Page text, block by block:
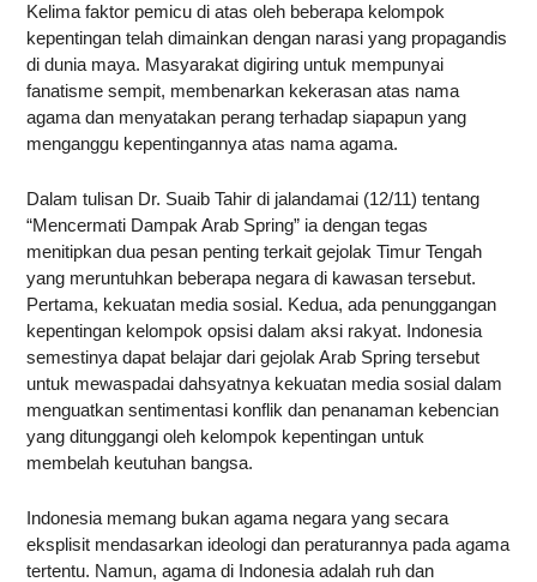
Kelima faktor pemicu di atas oleh beberapa kelompok
kepentingan telah dimainkan dengan narasi yang propagandis
di dunia maya. Masyarakat digiring untuk mempunyai
fanatisme sempit, membenarkan kekerasan atas nama
agama dan menyatakan perang terhadap siapapun yang
menganggu kepentingannya atas nama agama.
Dalam tulisan Dr. Suaib Tahir di jalandamai (12/11) tentang
“Mencermati Dampak Arab Spring” ia dengan tegas
menitipkan dua pesan penting terkait gejolak Timur Tengah
yang meruntuhkan beberapa negara di kawasan tersebut.
Pertama, kekuatan media sosial. Kedua, ada penunggangan
kepentingan kelompok opsisi dalam aksi rakyat. Indonesia
semestinya dapat belajar dari gejolak Arab Spring tersebut
untuk mewaspadai dahsyatnya kekuatan media sosial dalam
menguatkan sentimentasi konflik dan penanaman kebencian
yang ditunggangi oleh kelompok kepentingan untuk
membelah keutuhan bangsa.
Indonesia memang bukan agama negara yang secara
eksplisit mendasarkan ideologi dan peraturannya pada agama
tertentu. Namun, agama di Indonesia adalah ruh dan